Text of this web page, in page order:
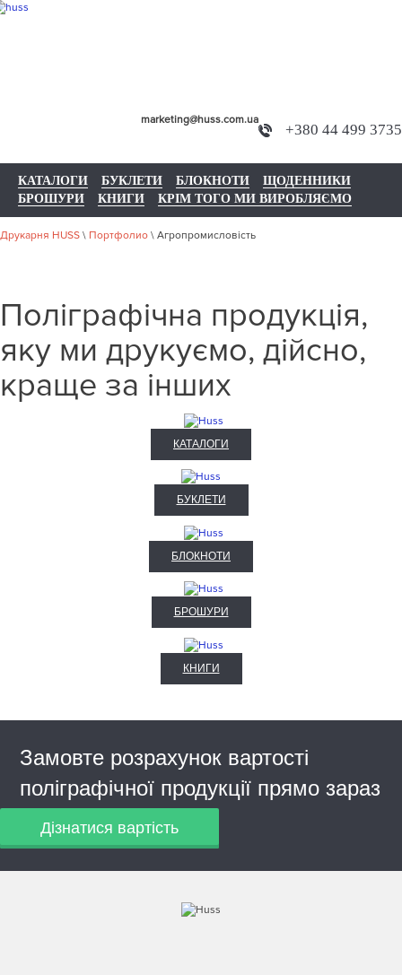
+380 44 499 3735
marketing@huss.com.ua
КАТАЛОГИ БУКЛЕТИ БЛОКНОТИ
ЩОДЕННИКИ
БРОШУРИ
КНИГИ КРІМ ТОГО МИ ВИРОБЛЯЄМО
Друкарня HUSS \ Портфолио \ Агропромисловість
Поліграфічна продукція,
яку ми друкуємо, дійсно,
краще за інших
КАТАЛОГИ
БУКЛЕТИ
БЛОКНОТИ
БРОШУРИ
КНИГИ
Замовте розрахунок вартості
поліграфічної продукції прямо зараз
Дізнатися вартість